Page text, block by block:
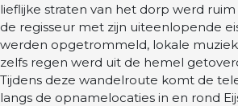
lieflijke straten van het dorp werd
de regisseur met zijn uiteenlopende
werden opgetrommeld, lokale
zelfs regen werd uit de hemel
Tijdens deze wandelroute komt de
langs de opnamelocaties in en rond